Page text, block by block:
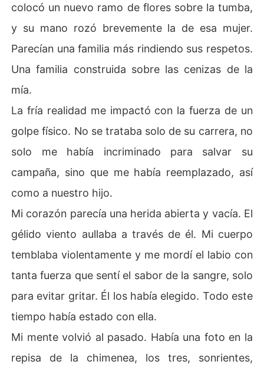
colocó un nuevo ramo de flores sobre la tumba,
y su mano rozó brevemente la de esa mujer.
Parecían una familia más rindiendo sus respetos.
Una familia construida sobre las cenizas de la
mía.
La fría realidad me impactó con la fuerza de un
golpe físico. No se trataba solo de su carrera, no
solo me había incriminado para salvar su
campaña, sino que me había reemplazado, así
como a nuestro hijo.
Mi corazón parecía una herida abierta y vacía. El
gélido viento aullaba a través de él. Mi cuerpo
temblaba violentamente y me mordí el labio con
tanta fuerza que sentí el sabor de la sangre, solo
para evitar gritar. Él los había elegido. Todo este
tiempo había estado con ella.
Mi mente volvió al pasado. Había una foto en la
repisa de la chimenea, los tres, sonrientes,